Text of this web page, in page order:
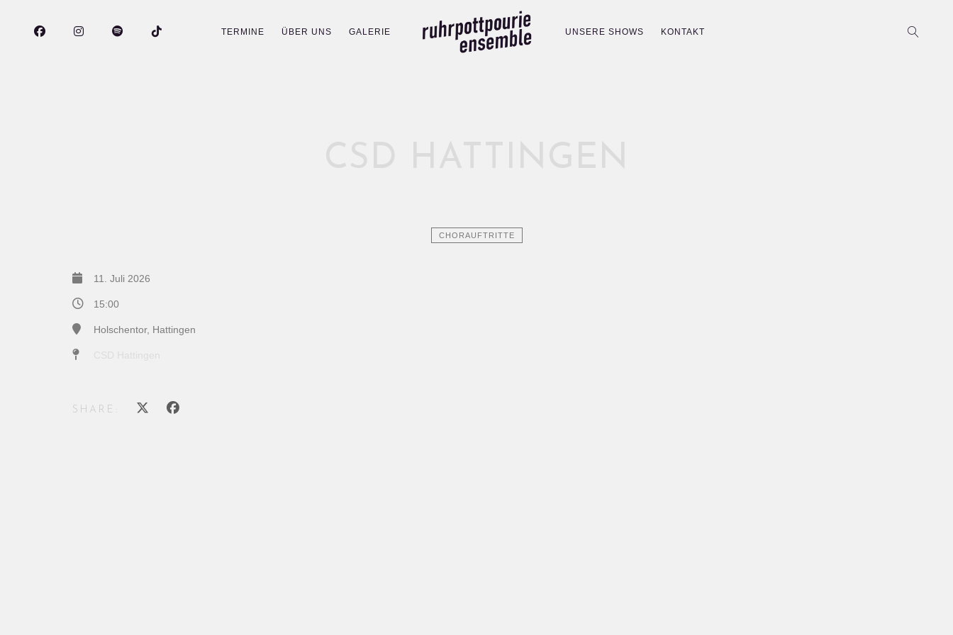
TERMINE ÜBER UNS GALERIE UNSERE SHOWS KONTAKT
CHORAUFTRITTE
11. Juli 2026
15:00
Holschentor, Hattingen
SHARE: